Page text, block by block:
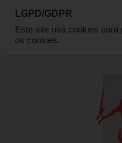
QUEM
LGPD/GDPR
Este site usa cookies para
os cookies.